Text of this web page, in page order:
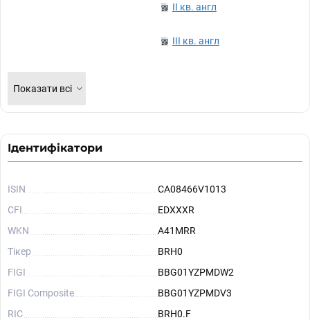
II кв. англ
III кв. англ
Показати всі
Ідентифікатори
ISIN
CA08466V1013
CFI
EDXXXR
WKN
A41MRR
Тікер
BRH0
FIGI
BBG01YZPMDW2
FIGI Composite
BBG01YZPMDV3
RIC
BRH0.F